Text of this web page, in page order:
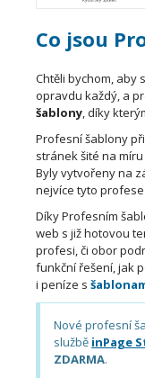
Co jsou
Chtěli bychom, aby
opravdu každý, a
šablony, díky
Profesní šablony
stránek šité na
Byly vytvořeny na
nejvíce tyto
Díky Profesním
web s již hotovou
profesi, či obor
funkční řešení, jak
i peníze s
Nové profesní
službě inPage
ZDARMA.